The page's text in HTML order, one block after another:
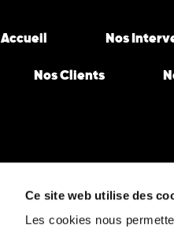
Ce site web utilise des
Les cookies nous
Accueil Nos
Nos Clients